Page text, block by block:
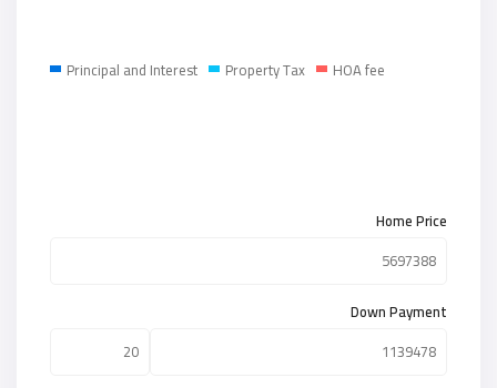
Principal and Interest Property Tax HOA fee
Home Price
Down Payment